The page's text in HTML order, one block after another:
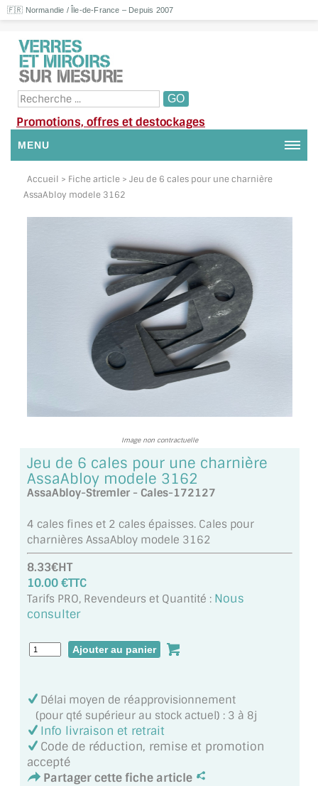
🇫🇷 Normandie / Île-de-France – Depuis 2007
Promotions, offres et destockages
MENU
NOUS CONTACTER
DEMANDE DE DEVIS
SUIVI DE DEVIS
SUIVI DE COMMANDE
TOUS LES TARIFS AU M2
GUIDE : CHOIX PAR UTILISATION
MIROIRS VIEILLIS AMBIANCE BRASSERIE
MIROIR SUR MESURE
MIROIR VIEILLI
MIROIR DÉCORATIF DE COULEUR
LOTS DE MIROIRS EN MOZAÏQUE
MIROIR POUR PORTE
MIROIR DE SALLE DE BAIN
MIROIR POUR SALLE DE SPORT
MIROIR POUR SALLE DE DANSE
MIROIR ENCADRÉ
Accueil > Fiche article > Jeu de 6 cales pour une charnière
AssaAbloy modele 3162
Image non contractuelle
Jeu de 6 cales pour une charnière
AssaAbloy modele 3162
AssaAbloy-Stremler - Cales-172127
4 cales fines et 2 cales épaisses. Cales pour
charnières AssaAbloy modele 3162
8.33€HT
10.00 €TTC
Tarifs PRO, Revendeurs et Quantité : Nous
consulter
Délai moyen de réapprovisionnement
(pour qté supérieur au stock actuel) : 3 à 8j
Info livraison et retrait
Code de réduction, remise et promotion
accepté
Partager cette fiche article